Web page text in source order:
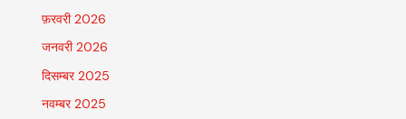
फ़रवरी 2026
जनवरी 2026
दिसम्बर 2025
नवम्बर 2025